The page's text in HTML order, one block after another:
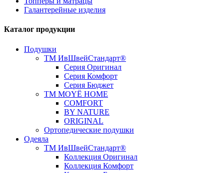
Галантерейные изделия
Каталог продукции
Подушки
ТМ ИвШвейСтандарт®
Серия Оригинал
Серия Комфорт
Серия Бюджет
ТМ MOYЁ HOME
COMFORT
BY NATURE
ORIGINAL
Ортопедические подушки
Одеяла
ТМ ИвШвейСтандарт®
Коллекция Оригинал
Коллекция Комфорт